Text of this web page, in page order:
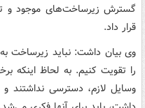
گسترش زیرساخت‌های موجود و
قرار داد.
وی بیان داشت: نباید زیرساخت به
را تقویت کنیم. به لحاظ اینکه
وسایل لازم، دسترسی نداشتند